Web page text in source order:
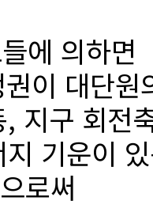
에 의하면
이 대단
지구 회전
기운이
로써